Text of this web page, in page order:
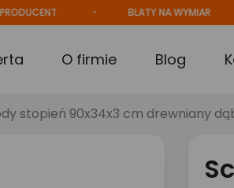
BLATY NA WYMIAR
O firmie Blog
stopień 90x34x3 cm drewniany